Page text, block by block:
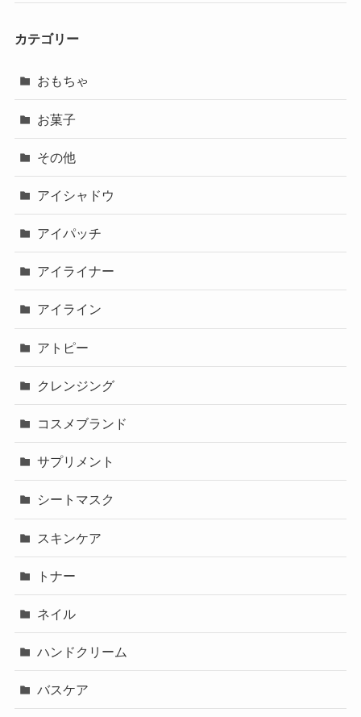
カテゴリー
おもちゃ
お菓子
その他
アイシャドウ
アイパッチ
アイライナー
アイライン
アトピー
クレンジング
コスメブランド
サプリメント
シートマスク
スキンケア
トナー
ネイル
ハンドクリーム
バスケア